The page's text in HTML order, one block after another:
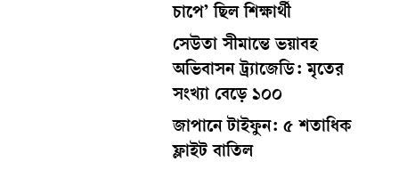
চাপে’ ছিল শিক্ষার্থী
সেউতা সীমান্তে ভয়াবহ
অভিবাসন ট্র্যাজেডি: মৃতের
সংখ্যা বেড়ে ১০০
জাপানে টাইফুন: ৫ শতাধিক
ফ্লাইট বাতিল